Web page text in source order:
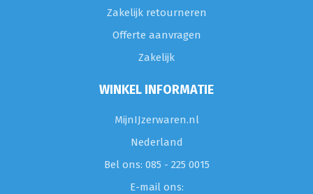
Zakelijk retourneren
Offerte aanvragen
Zakelijk
WINKEL INFORMATIE
MijnIJzerwaren.nl
Nederland
Bel ons: 085 - 225 0015
E-mail ons: